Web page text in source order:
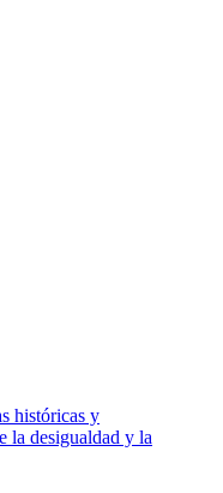
históricas y
la desigualdad y la